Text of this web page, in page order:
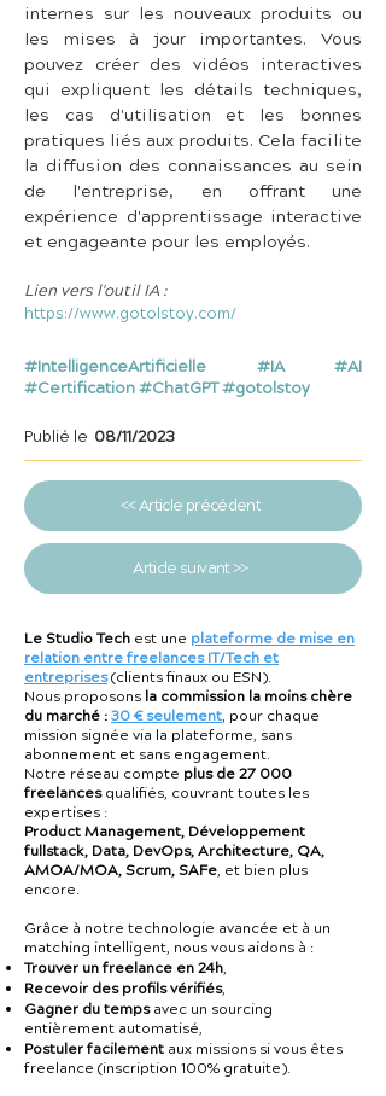
internes sur les nouveaux produits ou
les mises à jour importantes. Vous
pouvez créer des vidéos interactives
qui expliquent les détails techniques,
les cas d'utilisation et les bonnes
pratiques liés aux produits. Cela facilite
la diffusion des connaissances au sein
de l'entreprise, en offrant une
expérience d'apprentissage interactive
et engageante pour les employés.
Lien vers l'outil IA :
https://www.gotolstoy.com/
#IntelligenceArtificielle #IA #AI
#Certification #ChatGPT #gotolstoy
Publié le 08/11/2023
<< Article précédent
Article suivant >>
Le Studio Tech est une plateforme de mise en
relation entre freelances IT/Tech et
entreprises(clients finaux ou ESN).
Nous proposons la commission la moins chère
du marché :30 € seulement, pour chaque
mission signée via la plateforme, sans
abonnement et sans engagement.
Notre réseau compte plus de 27 000
freelancesqualifiés, couvrant toutes les
expertises :
Product Management, Développement
fullstack, Data, DevOps, Architecture, QA,
AMOA/MOA, Scrum, SAFe, et bien plus
encore.
Grâce à notre technologie avancée et à un
matching intelligent, nous vous aidons à :
Trouver un freelance en 24h,
Recevoir des profils vérifiés,
Gagner du tempsavec un sourcing
entièrement automatisé,
Postuler facilement aux missions si vous êtes
freelance (inscription 100% gratuite).